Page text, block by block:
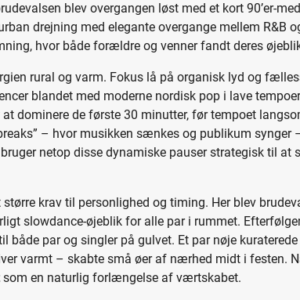
blev overgangen løst med et kort 90’er-
drejning med elegante overgange mellem R&B
hvor både forældre og venner fandt deres
rural og varm. Fokus lå på organisk lyd og
blandet med moderne nordisk pop i lave
dominere de første 30 minutter, før tempoet
– hvor musikken sænkes og publikum synger
bruger netop disse dynamiske pauser strategisk til at
krav til personlighed og timing. Her blev
slowdance-øjeblik for alle par i rummet.
både par og singler på gulvet. Et par nøje kuraterede
varmt – skabte små øer af nærhed midt i festen.
som en naturlig forlængelse af værtskabet.